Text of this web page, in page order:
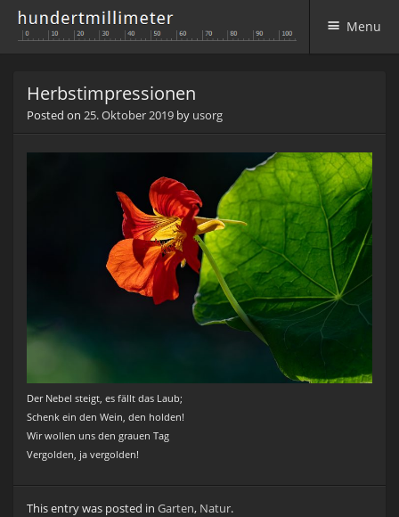
Menu
Herbstimpressionen
Posted on 25. Oktober 2019 by usorg
Der Nebel steigt, es fällt das Laub;
Schenk ein den Wein, den holden!
Wir wollen uns den grauen Tag
Vergolden, ja vergolden!
This entry was posted in Garten, Natur.